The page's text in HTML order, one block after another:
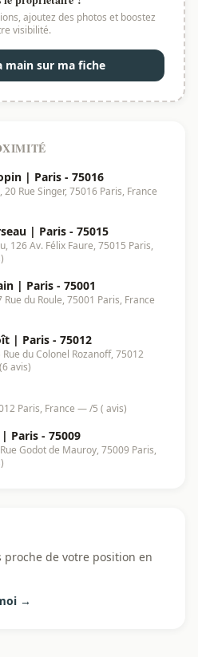
ajoutez des photos et boostez
visibilité.
main sur ma fiche
| Paris - 75016
Rue Singer, 75016 Paris, France
| Paris - 75015
126 Av. Félix Faure, 75015 Paris,
| Paris - 75001
du Roule, 75001 Paris, France
| Paris - 75012
du Colonel Rozanoff, 75012
avis)
Paris, France — /5 ( avis)
| Paris - 75009
Godot de Mauroy, 75009 Paris,
proche de votre position en
→